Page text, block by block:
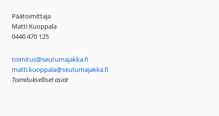
Päätoimittaja
Matti Kuoppala
0440 470 125
toimitus@seutumajakka.fi
matti.kuoppala@seutumajakka.fi
Toimitukselliset asiat